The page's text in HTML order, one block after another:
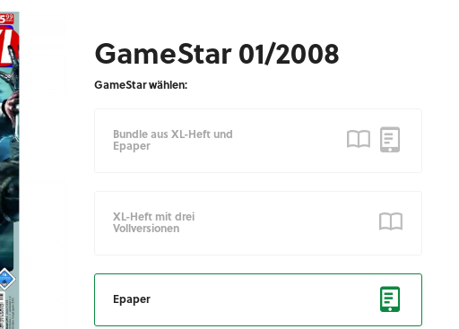
GameStar 01/2008
GameStar wählen:
Bundle aus XL-Heft und
Epaper
XL-Heft mit drei
Vollversionen
Epaper